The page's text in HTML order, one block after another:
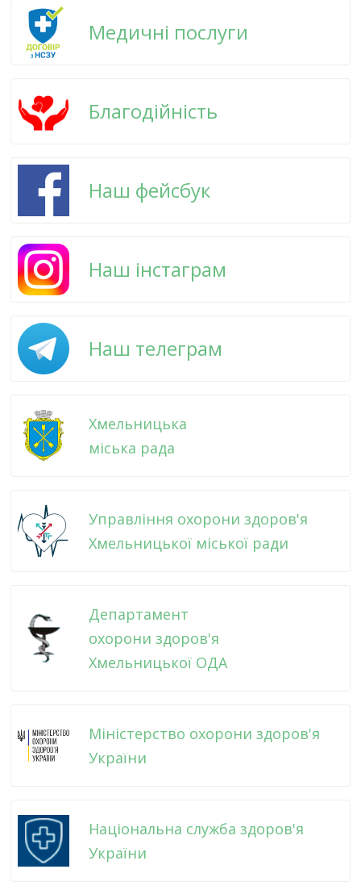
Медичні послуги
Благодійність
Наш фейсбук
Наш інстаграм
Наш телеграм
Хмельницька
міська рада
Управління охорони здоров'я
Хмельницької міської ради
Департамент
охорони здоров'я
Хмельницької ОДА
Міністерство охорони здоров'я
України
Національна служба здоров'я
України